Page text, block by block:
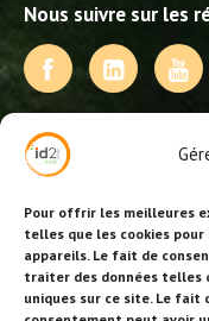
Pour offrir les meilleures
telles que les cookies
appareils. Le fait de
traiter des données telles
uniques sur ce site. Le fait
Nous suivre sur les
NOS PRESTATIONS
Activités, jeux et
Animations
Animations EVJF – EVJG
Animations hôtellerie
Animations
Collectivités, centres